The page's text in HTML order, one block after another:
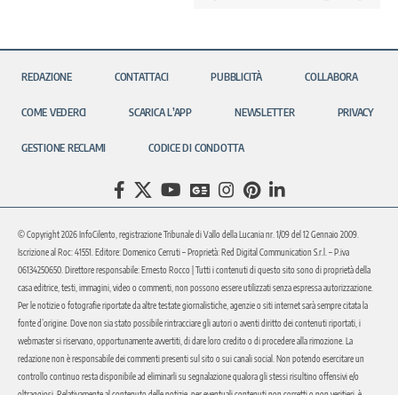
REDAZIONE CONTATTACI PUBBLICITÀ COLLABORA
COME VEDERCI SCARICA L’APP NEWSLETTER PRIVACY
GESTIONE RECLAMI CODICE DI CONDOTTA
© Copyright 2026 InfoCilento, registrazione Tribunale di Vallo della Lucania nr. 1/09 del 12 Gennaio 2009.
Iscrizione al Roc: 41551. Editore: Domenico Cerruti – Proprietà: Red Digital Communication S.r.l. – P.iva
06134250650. Direttore responsabile: Ernesto Rocco | Tutti i contenuti di questo sito sono di proprietà della
casa editrice, testi, immagini, video o commenti, non possono essere utilizzati senza espressa autorizzazione.
Per le notizie o fotografie riportate da altre testate giornalistiche, agenzie o siti internet sarà sempre citata la
fonte d’origine. Dove non sia stato possibile rintracciare gli autori o aventi diritto dei contenuti riportati, i
webmaster si riservano, opportunamente avvertiti, di dare loro credito o di procedere alla rimozione. La
redazione non è responsabile dei commenti presenti sul sito o sui canali social. Non potendo esercitare un
controllo continuo resta disponibile ad eliminarli su segnalazione qualora gli stessi risultino offensivi e/o